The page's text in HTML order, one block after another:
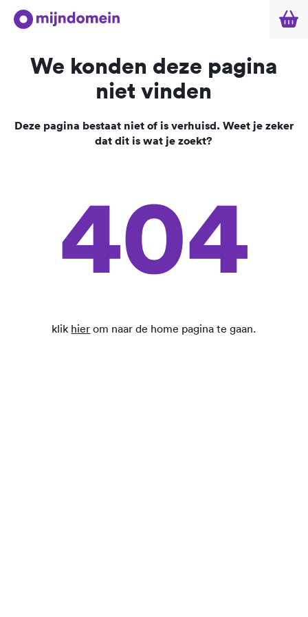
We konden deze pagina
niet vinden
Deze pagina bestaat niet of is verhuisd. Weet je zeker
dat dit is wat je zoekt?
404
klik hier om naar de home pagina te gaan.